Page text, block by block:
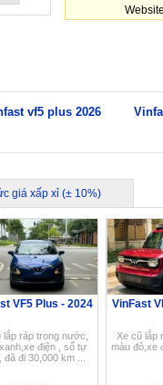
vf5 plus 2026
giá xấp xỉ (± 10%)
VF5 Plus - 2024
lắp ráp trong nước,
điện , số tự
đã đi 30,000 km ...
VinFast
Xe cũ lắp
màu đỏ,xe